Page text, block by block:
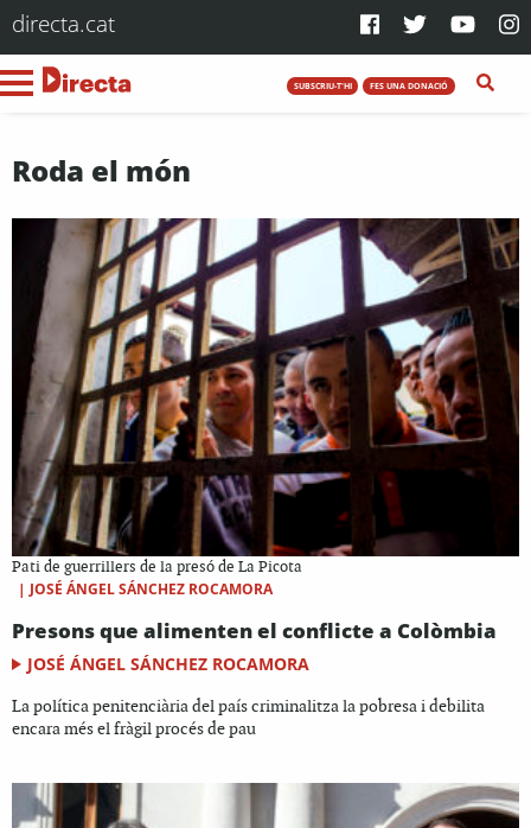
directa.cat
SUBSCRIU-T'HI FES UNA DONACIÓ
Roda el món
Pati de guerrillers de la presó de La Picota
| JOSÉ ÁNGEL SÁNCHEZ ROCAMORA
Presons que alimenten el conflicte a Colòmbia
JOSÉ ÁNGEL SÁNCHEZ ROCAMORA
La política penitenciària del país criminalitza la pobresa i debilita
encara més el fràgil procés de pau